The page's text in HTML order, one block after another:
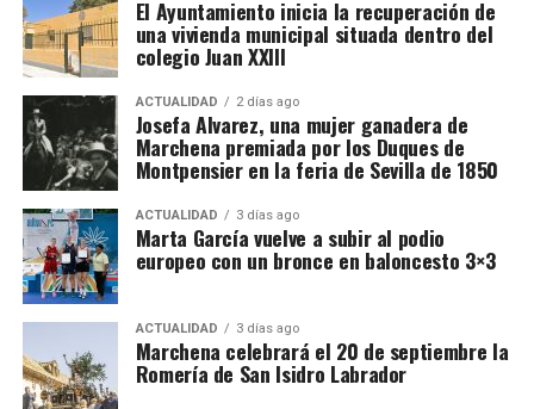
templos se conservan tesoros del arte renacentista,
incluyendo obras de Durero, Ribera, Murillo,
Zurbarán y Lucas Jordán.
contingentes concejiles y especialistas en artillería.
El marqués fue uno de sus capitanes más
destacados, pero la conquista fue una empresa
militar de la Corona.
Zahara: la batalla que vuelve a
librarse en las calles
Donde la memoria de Rodrigo Ponce de León
alcanza una intensidad excepcional es en Zahara de
representan la toma castellana de la villa, ocurrida
en 1483.
21:29 horas, pero para entonces el Sol ya habrá
desaparecido desde Marchena. Por ello, será
especialmente importante elegir un lugar elevado,
despejado y con buena visibilidad hacia el oeste
para poder seguir el fenómeno hasta la puesta de
sol.
El Ayuntamiento inicia la recuperación de
una vivienda municipal situada dentro del
colegio Juan XXIII
ACTUALIDAD 2 días ago
Josefa Alvarez, una mujer ganadera de
Marchena premiada por los Duques de
Montpensier en la feria de Sevilla de 1850
ACTUALIDAD 3 días ago
Marta García vuelve a subir al podio
europeo con un bronce en baloncesto 3×3
ACTUALIDAD 3 días ago
Marchena celebrará el 20 de septiembre la
Romería de San Isidro Labrador